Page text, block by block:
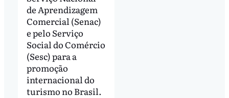
de Aprendizagem
Comercial (Senac)
e pelo Serviço
Social do Comércio
(Sesc) para a
promoção
internacional do
turismo no Brasil.